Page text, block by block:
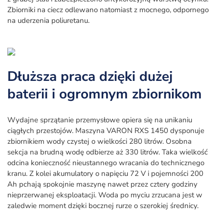
Zbiorniki na ciecz odlewano natomiast z mocnego, odpornego
na uderzenia poliuretanu.
Dłuższa praca dzięki dużej
baterii i ogromnym zbiornikom
Wydajne sprzątanie przemysłowe opiera się na unikaniu
ciągłych przestojów. Maszyna VARON RXS 1450 dysponuje
zbiornikiem wody czystej o wielkości 280 litrów. Osobna
sekcja na brudną wodę odbierze aż 330 litrów. Taka wielkość
odcina konieczność nieustannego wracania do technicznego
kranu. Z kolei akumulatory o napięciu 72 V i pojemności 200
Ah pchają spokojnie maszynę nawet przez cztery godziny
nieprzerwanej eksploatacji. Woda po myciu zrzucana jest w
zaledwie moment dzięki bocznej rurze o szerokiej średnicy.